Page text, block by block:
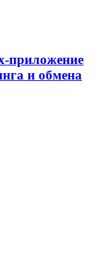
приложение
и обмена